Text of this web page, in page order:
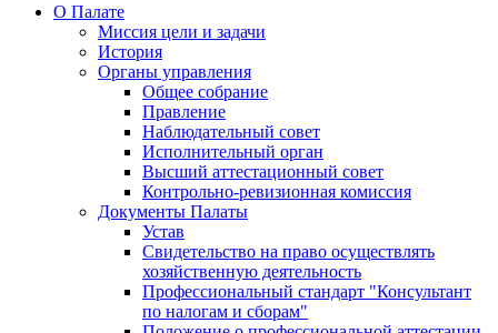
О Палате
Миссия цели и задачи
История
Органы управления
Общее собрание
Правление
Наблюдательный совет
Исполнительный орган
Высший аттестационный совет
Контрольно-ревизионная комиссия
Документы Палаты
Устав
Свидетельство на право осуществлять
хозяйственную деятельность
Профессиональный стандарт "Консультант
по налогам и сборам"